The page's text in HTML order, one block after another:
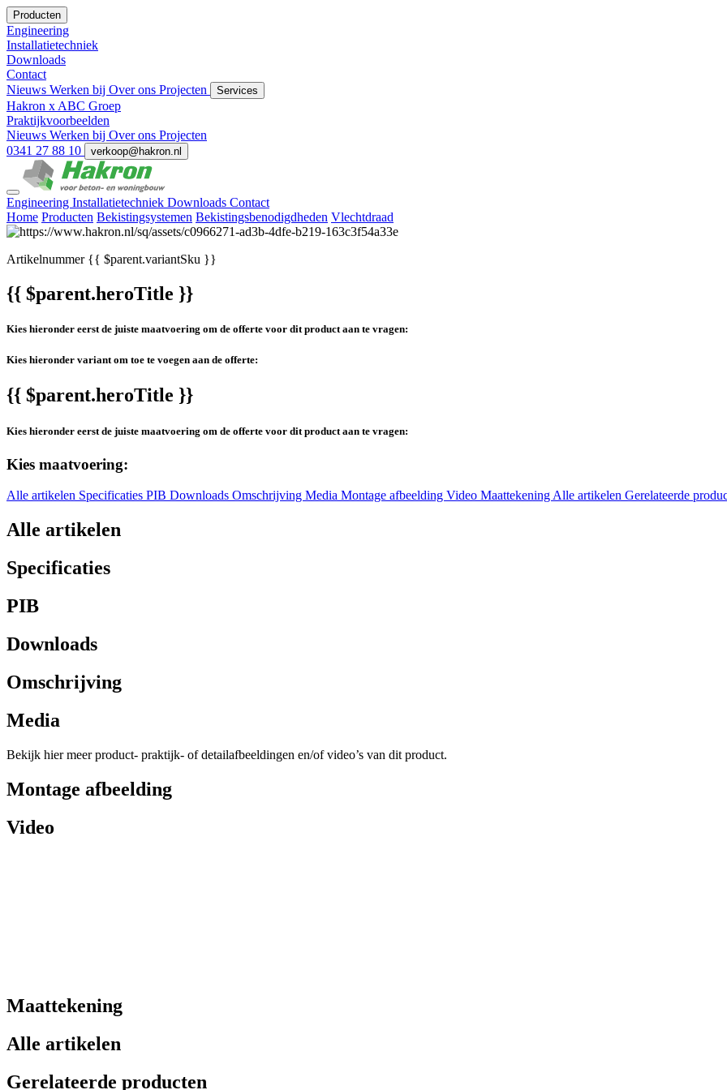
Producten
Engineering
Installatietechniek
Downloads
Contact
Nieuws Werken bij Over ons Projecten Services
Hakron x ABC Groep
Praktijkvoorbeelden
Nieuws Werken bij Over ons Projecten
0341 27 88 10
verkoop@hakron.nl
Engineering Installatietechniek Downloads Contact
Home Producten Bekistingsystemen Bekistingsbenodigdheden Vlechtdraad
Artikelnummer{{ $parent.variantSku }}
{{ $parent.heroTitle }}
Kies hieronder eerst de juiste maatvoering om de offerte voor dit product aan te vragen:
Kies hieronder variant om toe te voegen aan de offerte:
{{ $parent.heroTitle }}
Kies hieronder eerst de juiste maatvoering om de offerte voor dit product aan te vragen:
Kies maatvoering:
Alle artikelen Specificaties PIB Downloads Omschrijving Media Montage afbeelding Video MaattekeningAlle artikelen Gerelateerde
Alle artikelen
Specificaties
PIB
Downloads
Omschrijving
Media
Bekijk hier meer product- praktijk- of detailafbeeldingen en/of video’s van dit product.
Montage afbeelding
Video
Maattekening
Alle artikelen
Gerelateerde producten